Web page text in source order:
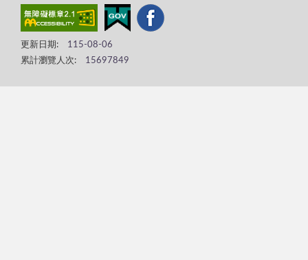
更新日期:
115-08-06
累計瀏覽人次:
15697849